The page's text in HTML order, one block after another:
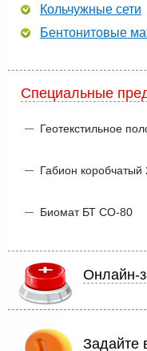
Кольчужные сети
Бентонитовые
Специальные
Геотекстильное
Габион
Биомат БТ СО-80
Онлайн-
Задайте